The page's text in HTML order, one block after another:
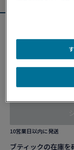
フォース10
10営業日以内に発送
ブティックの在庫を